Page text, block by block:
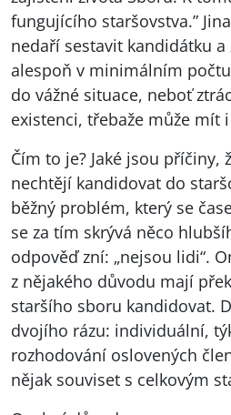
fungujícího staršovstva.”
nedaří sestavit kandidátku
alespoň v minimálním
do vážné situace, neboť
existenci, třebaže může mít
Čím to je? Jaké jsou příčiny,
nechtějí kandidovat do
běžný problém, který se
se za tím skrývá něco
odpověď zní: „nejsou lidi“.
z nějakého důvodu mají
staršího sboru kandidovat.
dvojího rázu: individuální,
rozhodování oslovených
nějak souviset s celkovým